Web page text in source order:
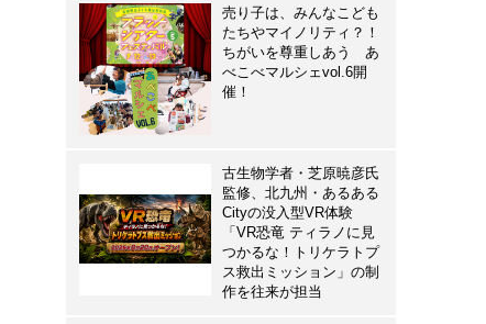
売り子は、みんなこども
たちやマイノリティ？！
ちがいを尊重しあう あ
べこべマルシェvol.6開
催！
古生物学者・芝原暁彦氏
監修、北九州・あるある
Cityの没入型VR体験
「VR恐竜 ティラノに見
つかるな！トリケラトプ
ス救出ミッション」の制
作を往来が担当